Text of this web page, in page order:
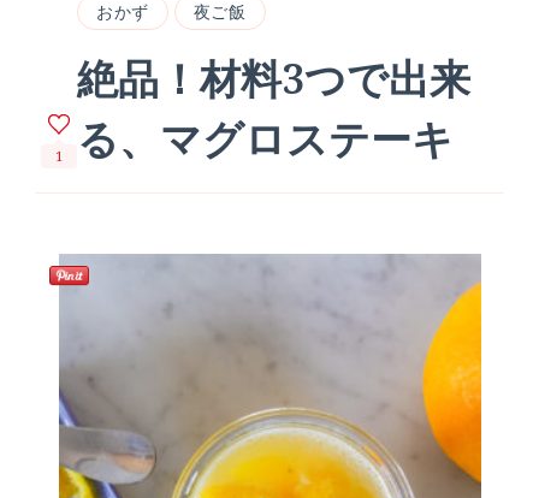
おかず 夜ご飯
絶品！材料3つで出来
る、マグロステーキ
1